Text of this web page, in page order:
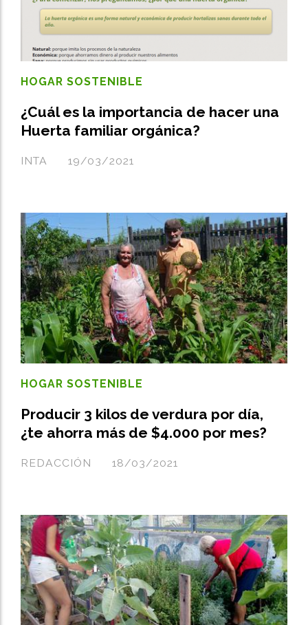
¿Cuál es la importancia de hacer una
Huerta familiar orgánica?
INTA
HOGAR SOSTENIBLE
19/03/2021
Producir 3 kilos de verdura por día,
¿te ahorra más de $4.000 por mes?
REDACCIÓN
HOGAR SOSTENIBLE
18/03/2021